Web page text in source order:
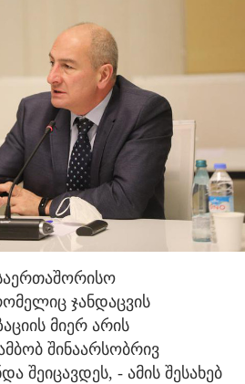
ჯანდაცვის
მიერ არის
შინაარსობრივ
შეიცავდეს, - ამის შესახებ